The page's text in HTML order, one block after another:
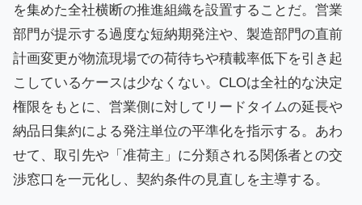
を集めた全社横断の推進組織を設置することだ。営業
部門が提示する過度な短納期発注や、製造部門の直前
計画変更が物流現場での荷待ちや積載率低下を引き起
こしているケースは少なくない。CLOは全社的な決定
権限をもとに、営業側に対してリードタイムの延長や
納品日集約による発注単位の平準化を指示する。あわ
せて、取引先や「准荷主」に分類される関係者との交
渉窓口を一元化し、契約条件の見直しを主導する。